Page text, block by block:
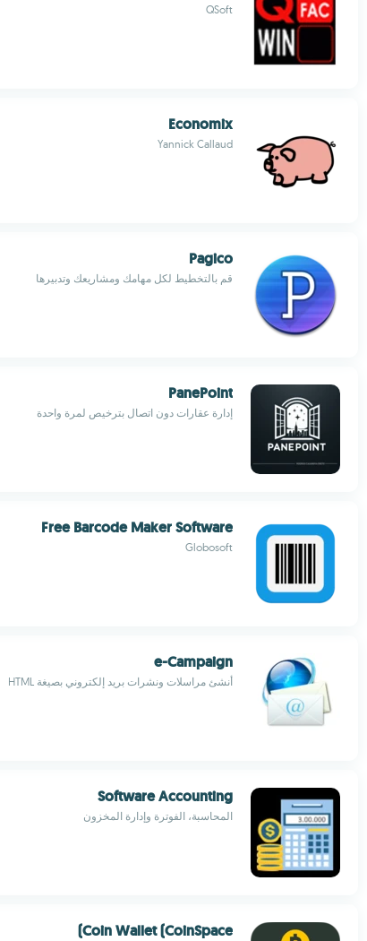
QSoft
Economix
Yannick Callaud
Pagico
قم بالتخطيط لكل مهامك ومشاريعك وتدبيرها
PanePoint
إدارة عقارات دون اتصال بترخيص لمرة واحدة
Free Barcode Maker Software
Globosoft
e-Campaign
أنشئ مراسلات ونشرات بريد إلكتروني بصيغة HTML
Software Accounting
المحاسبة، الفوترة وإدارة المخزون
Coin Wallet (CoinSpace)